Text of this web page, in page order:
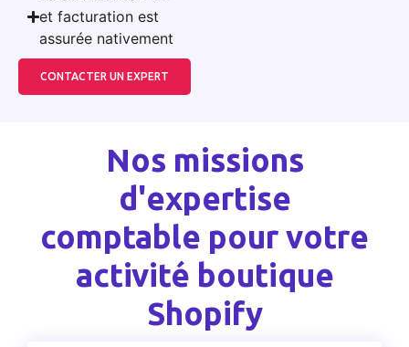
et facturation est
assurée nativement
CONTACTER UN EXPERT
Nos missions
d'expertise
comptable pour votre
activité boutique
Shopify